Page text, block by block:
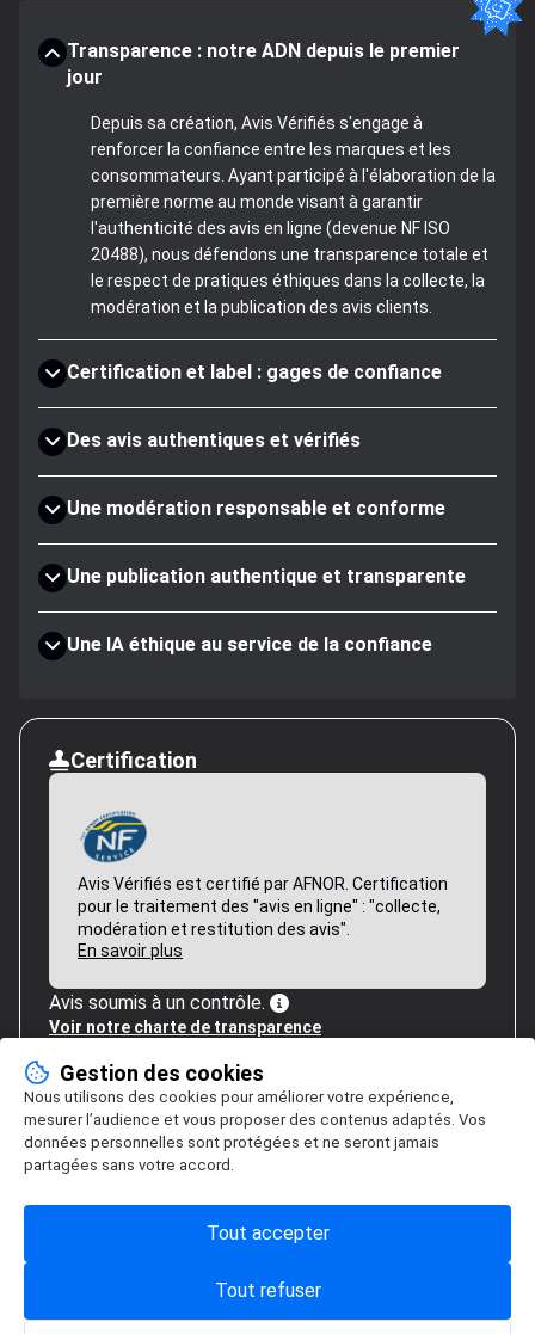
Transparence : notre ADN depuis le premier
jour
Depuis sa création, Avis Vérifiés s'engage à
renforcer la confiance entre les marques et les
consommateurs. Ayant participé à l'élaboration de la
première norme au monde visant à garantir
l'authenticité des avis en ligne (devenue NF ISO
20488), nous défendons une transparence totale et
le respect de pratiques éthiques dans la collecte, la
modération et la publication des avis clients.
Certification et label : gages de confiance
Des avis authentiques et vérifiés
Une modération responsable et conforme
Une publication authentique et transparente
Une IA éthique au service de la confiance
Certification
Avis Vérifiés est certifié par AFNOR. Certification
pour le traitement des "avis en ligne" : "collecte,
modération et restitution des avis".
En savoir plus
Avis soumis à un contrôle.
Voir notre charte de transparence
Gestion des cookies
Nous utilisons des cookies pour améliorer votre expérience,
mesurer l’audience et vous proposer des contenus adaptés. Vos
données personnelles sont protégées et ne seront jamais
partagées sans votre accord.
Tout refuser
Tout accepter